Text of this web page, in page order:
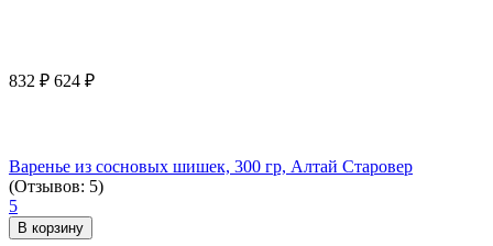
832 ₽ 624 ₽
Варенье из сосновых шишек, 300 гр, Алтай Старовер
(Отзывов: 5)
5
В корзину